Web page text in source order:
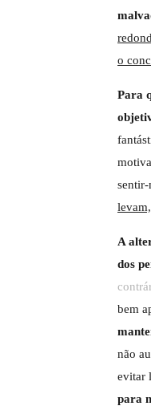
o
Para
sentir-
A
dos
bem
não
evitar
para